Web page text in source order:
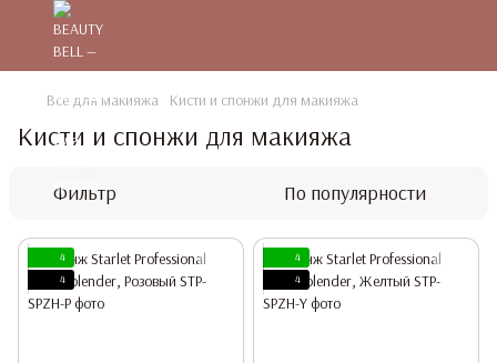
Все для макияжа Кисти и спонжи для макияжа
Кисти и спонжи для макияжа
Фильтр По популярности
4
4
4
4